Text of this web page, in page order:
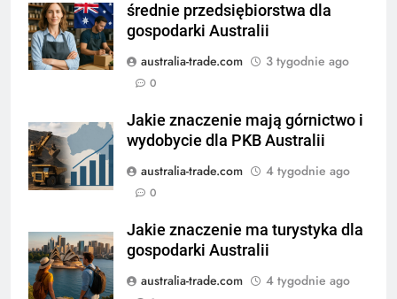
średnie przedsiębiorstwa dla
gospodarki Australii
australia-trade.com
3 tygodnie ago
0
Jakie znaczenie mają górnictwo i
wydobycie dla PKB Australii
australia-trade.com
4 tygodnie ago
0
Jakie znaczenie ma turystyka dla
gospodarki Australii
australia-trade.com
4 tygodnie ago